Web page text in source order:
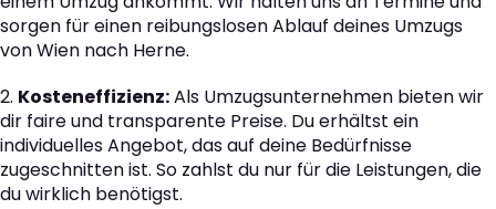
sorgen für einen reibungslosen Ablauf deines Umzugs
von Wien nach Herne.
2. Kosteneffizienz:Als Umzugsunternehmen bieten wir
dir faire und transparente Preise. Du erhältst ein
individuelles Angebot, das auf deine Bedürfnisse
zugeschnitten ist. So zahlst du nur für die Leistungen, die
du wirklich benötigst.